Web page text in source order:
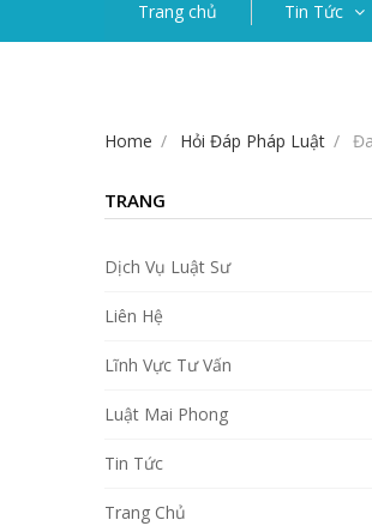
Trang chủ Tin Tức
Home Hỏi Đáp Pháp Luật
TRANG
Dịch Vụ Luật Sư
Liên Hệ
Lĩnh Vực Tư Vấn
Luật Mai Phong
Tin Tức
Trang Chủ